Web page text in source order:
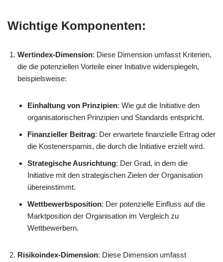
Wichtige Komponenten:
Wertindex-Dimension: Diese Dimension umfasst Kriterien,
die die potenziellen Vorteile einer Initiative widerspiegeln,
beispielsweise:
Einhaltung von Prinzipien: Wie gut die Initiative den
organisatorischen Prinzipien und Standards entspricht.
Finanzieller Beitrag: Der erwartete finanzielle Ertrag oder
die Kostenersparnis, die durch die Initiative erzielt wird.
Strategische Ausrichtung: Der Grad, in dem die
Initiative mit den strategischen Zielen der Organisation
übereinstimmt.
Wettbewerbsposition: Der potenzielle Einfluss auf die
Marktposition der Organisation im Vergleich zu
Wettbewerbern.
Risikoindex-Dimension: Diese Dimension umfasst